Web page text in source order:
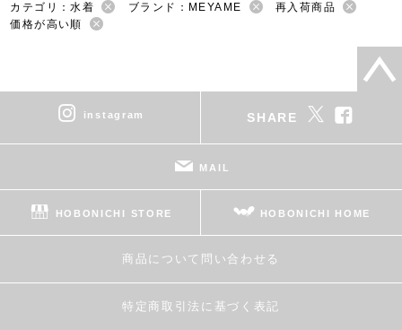
カテゴリ：水着 ブランド：MEYAME
再入荷商品
価格が高い順
instagram SHARE
MAIL
HOBONICHI STORE HOBONICHI HOME
商品について問い合わせる
特定商取引法に基づく表記